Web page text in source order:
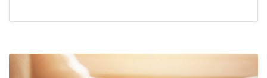
brasileiros
compras
online